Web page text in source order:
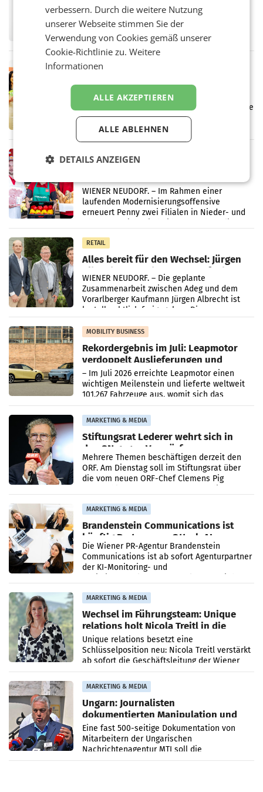
überraschend viel Gewinn
UNTERFÖHRING/MAILAND/AMSTERDAM. Der
Fernsehkonzern ProSiebenSat.1 hat im
Frühjahr dank Kostensenkungen operativ
wieder Gewinn gemacht und die
Markterwartung deutlich übertroffen.
RETAIL
Eine Bühne für Zirkularität: ARA und
Müller informieren am POS über
Über den gesamten August hinweg rücken die
Altstoff Recycling Austria AG (ARA) und der
Handelskonzern Müller die Initiative
„Kreislauf-Helden“ in allen österreichischen
Ober- und Niederösterreich
WIENER NEUDORF. – Im Rahmen einer
laufenden Modernisierungsoffensive
erneuert Penny zwei Filialen in Nieder- und
RETAIL
Alles bereit für den Wechsel: Jürgen
Albrecht setzt ab 1.1.2027 auf Adeg
WIENER NEUDORF. – Die geplante
Zusammenarbeit zwischen Adeg und dem
Vorarlberger Kaufmann Jürgen Albrecht ist
kartellrechtlich freigegeben: Die
Bundeswettbewerbsbehörde und der
Bundeskartellanwalt
MOBILITY BUSINESS
Rekordergebnis im Juli: Leapmotor
verdoppelt Auslieferungen und
überschreitet die 100.000er-Marke
– Im Juli 2026 erreichte Leapmotor einen
wichtigen Meilenstein und lieferte weltweit
101.267 Fahrzeuge aus, womit sich das
Ergebnis gegenüber Juli 2025 mehr als
verdoppelte (+102
MARKETING & MEDIA
Stiftungsrat Lederer wehrt sich in
den SN gegen Vorwürfe
Mehrere Themen beschäftigen derzeit den
ORF. Am Dienstag soll im Stiftungsrat über
die vom neuen ORF-Chef Clemens Pig
MARKETING & MEDIA
Brandenstein Communications ist
künftig Partner von OtterlyAI
Die Wiener PR-Agentur Brandenstein
Communications ist ab sofort Agenturpartner
der KI-Monitoring- und
MARKETING & MEDIA
Wechsel im Führungsteam: Unique
relations holt Nicola Treitl in die
Geschäftsleitung
Unique relations besetzt eine
Schlüsselposition neu: Nicola Treitl verstärkt
ab sofort die Geschäftsleitung der Wiener
PR-Agentur an der Seite von Josef Kalina und
Anna Kalina-Mahr.
MARKETING & MEDIA
Ungarn: Journalisten
dokumentierten Manipulation und
Zensur
Eine fast 500-seitige Dokumentation von
Mitarbeitern der Ungarischen
Nachrichtenagentur MTI soll die
systematische Nachrichten-Manipulation und
verbessern. Durch die weitere Nutzung
unserer Webseite stimmen Sie der
Verwendung von Cookies gemäß unserer
Cookie-Richtlinie zu.Weitere
Informationen
ALLE AKZEPTIEREN
ALLE ABLEHNEN
DETAILS ANZEIGEN